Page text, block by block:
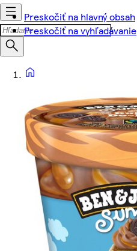
Preskočiť na hlavný obsah
Preskočiť na vyhľadávanie